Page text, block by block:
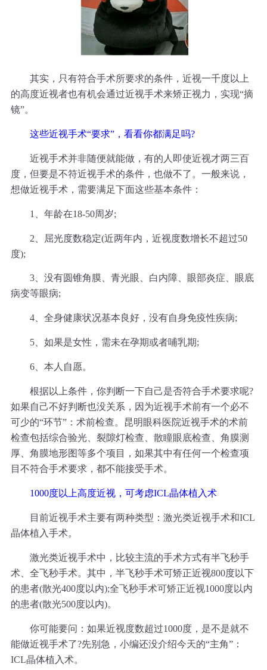
其实，只有符合手术所要求的条件，近视一千度以上
的高度近视者也有机会通过近视手术来矫正视力，实现“摘
镜”。
这些近视手术“要求”，看看你都满足吗?
近视手术并非随便就能做，有的人即使近视才两三百
度，但要是不符近视手术的条件，也做不了。一般来说，
想做近视手术，需要满足下面这些基本条件：
1、年龄在18-50周岁;
2、屈光度数稳定(近两年内，近视度数增长不超过50
度);
3、没有圆锥角膜、青光眼、白内障、眼部炎症、眼底
病变等眼病;
4、全身健康状况基本良好，没有自身免疫性疾病;
5、如果是女性，需未在孕期或者哺乳期;
6、本人自愿。
根据以上条件，你判断一下自己是否符合手术要求呢?
如果自己不好判断也没关系，因为近视手术前有一个必不
可少的“环节”：术前检查。昆明眼科医院近视手术的术前
检查包括综合验光、裂隙灯检查、散瞳眼底检查、角膜测
厚、角膜地形图等多个项目，如果其中有任何一个检查项
目不符合手术要求，都不能接受手术。
1000度以上高度近视，可考虑ICL晶体植入术
目前近视手术主要有两种类型：激光类近视手术和ICL
晶体植入手术。
激光类近视手术中，比较主流的手术方式有半飞秒手
术、全飞秒手术。其中，半飞秒手术可矫正近视800度以下
的患者(散光400度以内);全飞秒手术可矫正近视1000度以内
的患者(散光500度以内)。
你可能要问：如果近视度数超过1000度，是不是就不
能做近视手术了?先别急，小编还没介绍今天的“主角”：
ICL晶体植入术。